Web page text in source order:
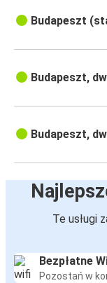
Budapeszt
Budapeszt,
Budapeszt,
Te usługi
Bezpłatne
Pozostań w